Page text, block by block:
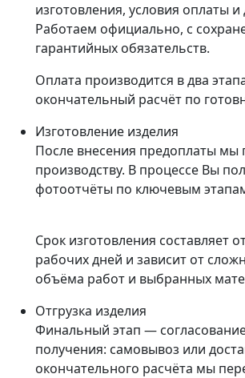
изготовления, условия оплаты и
Работаем официально, с
гарантийных обязательств.
Оплата производится в два
окончательный расчёт по
Изготовление изделия
После внесения предоплаты мы
производству. В процессе Вы
фотоотчёты по ключевым
Срок изготовления составляет
рабочих дней и зависит от
объёма работ и выбранных
Отгрузка изделия
Финальный этап —
получения: самовывоз или
окончательного расчёта мы